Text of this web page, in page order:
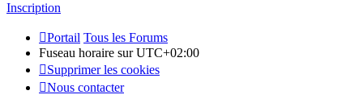
Inscription
Portail Tous les Forums
Fuseau horaire surUTC+02:00
Supprimer les cookies
Nous contacter